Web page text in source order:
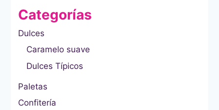
Categorías
Dulces
Caramelo suave
Dulces Típicos
Paletas
Confitería